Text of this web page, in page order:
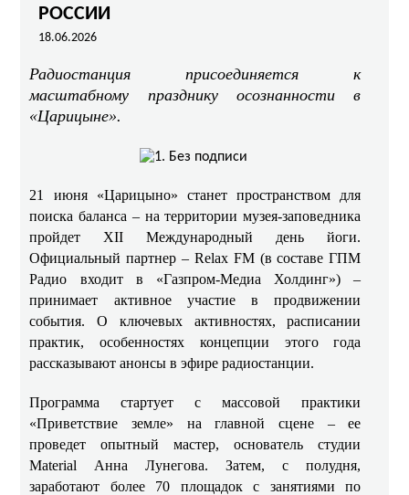
РОССИИ
18.06.2026
Радиостанция присоединяется к
масштабному празднику осознанности в
«Царицыне».
21 июня «Царицыно» станет пространством для
поиска баланса – на территории музея‑заповедника
пройдет XII Международный день йоги.
Официальный партнер – Relax FM (в составе ГПМ
Радио входит в «Газпром‑Медиа Холдинг») –
принимает активное участие в продвижении
события. О ключевых активностях, расписании
практик, особенностях концепции этого года
рассказывают анонсы в эфире радиостанции.
Программа стартует с массовой практики
«Приветствие земле» на главной сцене – ее
проведет опытный мастер, основатель студии
Material Анна Лунегова. Затем, с полудня,
заработают более 70 площадок с занятиями по